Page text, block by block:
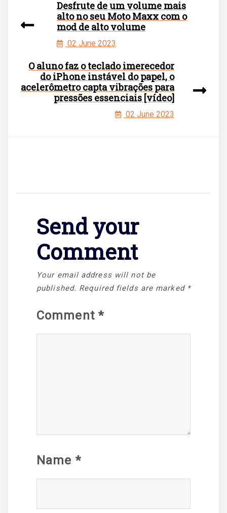
Desfrute de um volume mais
alto no seu Moto Maxx com o
mod de alto volume
02 June 2023
O aluno faz o teclado imerecedor
do iPhone instável do papel, o
acelerômetro capta vibrações para
pressões essenciais [vídeo]
02 June 2023
Send your
Comment
Your email address will not be
published. Required fields are marked *
Comment *
Name *